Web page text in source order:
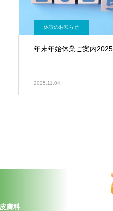
休診のお知らせ
年末年始休業ご案内2025
2025.11.04
皮膚科